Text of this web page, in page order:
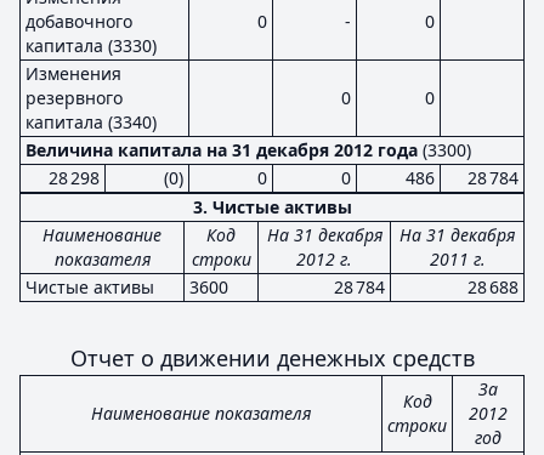
добавочного
капитала (3330)
0 - 0
Изменения
резервного
капитала (3340)
0 0
Величина капитала на 31 декабря 2012 года (3300)
28 298
(0) 0 0 486
28 784
3. Чистые активы
Наименование
показателя
Код
строки
На 31 декабря
2012 г.
На 31 декабря
2011 г.
Чистые активы
3600 28 784 28 688
Отчет о движении денежных средств
Наименование показателя
Код
строки
За
2012
год